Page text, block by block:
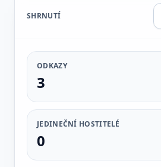
SHRNUTÍ
ODKAZY
3
JEDINEČNÍ HOSTITELÉ
0